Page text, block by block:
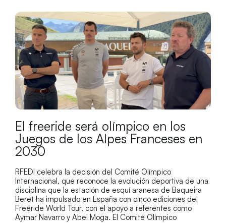
El freeride será olímpico en los
Juegos de los Alpes Franceses en
2030
RFEDI celebra la decisión del Comité Olímpico
Internacional, que reconoce la evolución deportiva de una
disciplina que la estación de esquí aranesa de Baqueira
Beret ha impulsado en España con cinco ediciones del
Freeride World Tour, con el apoyo a referentes como
Aymar Navarro y Abel Moga. El Comité Olímpico